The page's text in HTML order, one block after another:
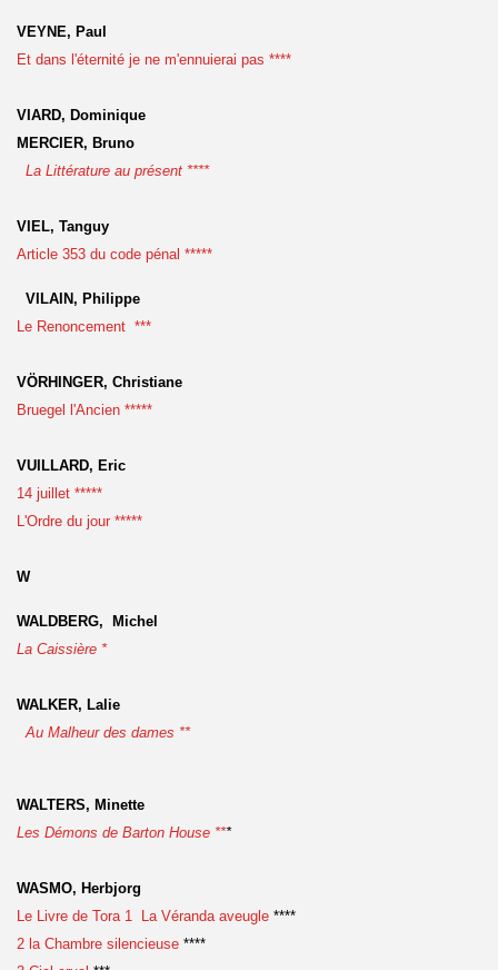
VEYNE, Paul
Et dans l'éternité je ne m'ennuierai pas ****
VIARD, Dominique
MERCIER, Bruno
La Littérature au présent ****
VIEL, Tanguy
Article 353 du code pénal *****
VILAIN, Philippe
Le Renoncement ***
VÖRHINGER, Christiane
Bruegel l'Ancien *****
VUILLARD, Eric
14 juillet *****
L'Ordre du jour *****
W
WALDBERG, Michel
La Caissière *
WALKER, Lalie
Au Malheur des dames **
WALTERS, Minette
Les Démons de Barton House ***
WASMO, Herbjorg
Le Livre de Tora 1 La Véranda aveugle ****
2 la Chambre silencieuse ****